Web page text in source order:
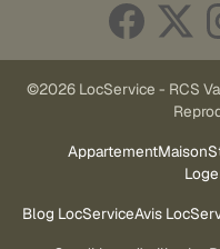
©2026 LocService - RCS
AppartementMaison
Blog LocServiceAvis